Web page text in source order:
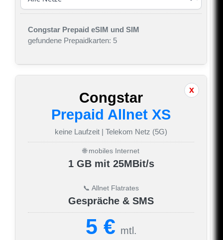
Congstar Prepaid eSIM und SIM
gefundene Prepaidkarten: 5
Congstar
Prepaid Allnet XS
keine Laufzeit | Telekom Netz (5G)
🌐 mobiles Internet
1 GB mit 25MBit/s
📞 Allnet Flatrates
Gespräche & SMS
5 € mtl.